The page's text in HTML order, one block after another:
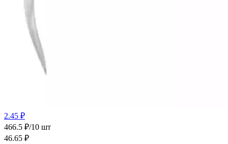
2.45 ₽
466.5 ₽/10 шт
46.65 ₽